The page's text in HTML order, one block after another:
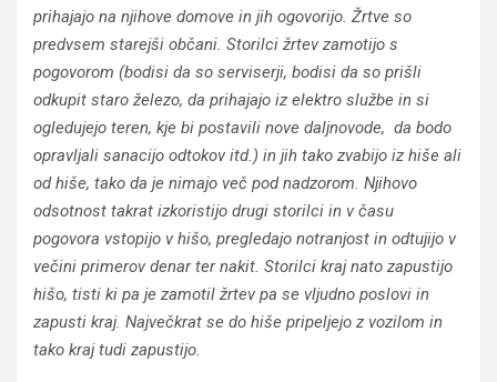
prihajajo na njihove domove in jih ogovorijo. Žrtve so
predvsem starejši občani. Storilci žrtev zamotijo s
pogovorom (bodisi da so serviserji, bodisi da so prišli
odkupit staro železo, da prihajajo iz elektro službe in si
ogledujejo teren, kje bi postavili nove daljnovode, da bodo
opravljali sanacijo odtokov itd.) in jih tako zvabijo iz hiše ali
od hiše, tako da je nimajo več pod nadzorom. Njihovo
odsotnost takrat izkoristijo drugi storilci in v času
pogovora vstopijo v hišo, pregledajo notranjost in odtujijo v
večini primerov denar ter nakit. Storilci kraj nato zapustijo
hišo, tisti ki pa je zamotil žrtev pa se vljudno poslovi in
zapusti kraj. Največkrat se do hiše pripeljejo z vozilom in
tako kraj tudi zapustijo.